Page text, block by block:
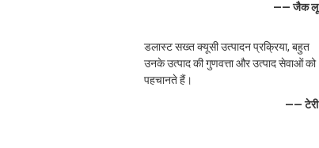
—— जैक लू
डलास्ट सख्त क्यूसी उत्पादन प्रक्रिया, बहुत
उनके उत्पाद की गुणवत्ता और उत्पाद सेवाओं को
पहचानते हैं।
—— टेरी